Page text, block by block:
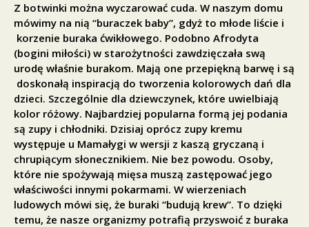
Z botwinki można wyczarować cuda. W naszym domu
mówimy na nią “buraczek baby”, gdyż to młode liście i
korzenie buraka ćwikłowego. Podobno Afrodyta
(bogini miłości) w starożytności zawdzięczała swą
urodę właśnie burakom. Mają one przepiękną barwę i są
doskonałą inspiracją do tworzenia kolorowych dań dla
dzieci. Szczególnie dla dziewczynek, które uwielbiają
kolor różowy. Najbardziej popularna formą jej podania
są zupy i chłodniki. Dzisiaj oprócz zupy kremu
występuje u Mamałygi w wersji z kaszą gryczaną i
chrupiącym słonecznikiem. Nie bez powodu. Osoby,
które nie spożywają mięsa muszą zastępować jego
właściwości innymi pokarmami. W wierzeniach
ludowych mówi się, że buraki “budują krew”. To dzięki
temu, że nasze organizmy potrafią przyswoić z buraka